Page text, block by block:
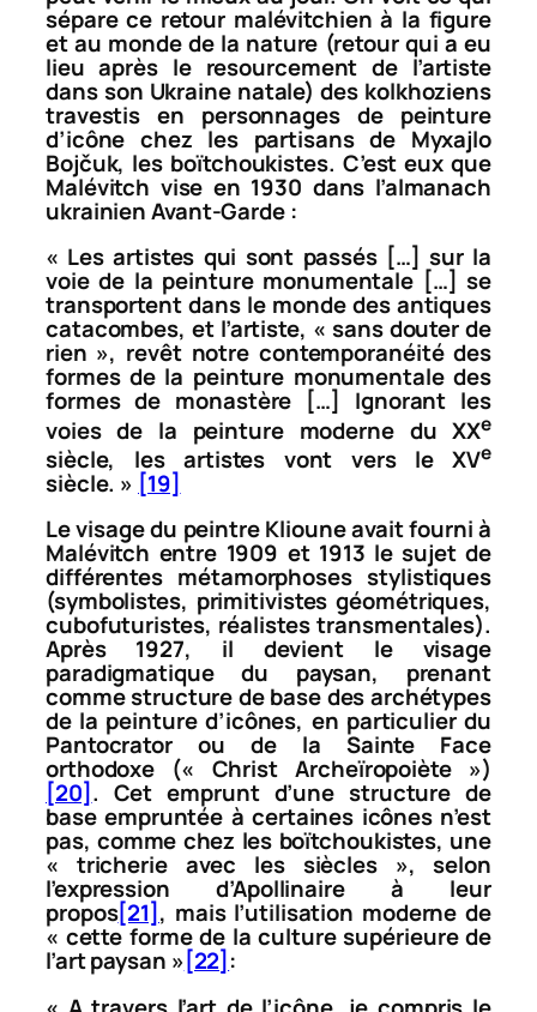
sépare ce retour malévitchien à la figure
et au monde de la nature (retour qui a eu
lieu après le resourcement de l’artiste
dans son Ukraine natale) des kolkhoziens
travestis en personnages de peinture
d’icône chez les partisans de Myxajlo
Bojčuk, les boïtchoukistes. C’est eux que
Malévitch vise en 1930 dans l’almanach
ukrainienAvant-Garde:
« Les artistes qui sont passés […] sur la
voie de la peinture monumentale […] se
transportent dans le monde des antiques
catacombes, et l’artiste, « sans douter de
rien », revêt notre contemporanéité des
formes de la peinture monumentale des
formes de monastère […] Ignorant les
voies de la peinture moderne du XXe
siècle, les artistes vont vers le XVe
siècle. » [19]
Le visage du peintre Klioune avait fourni à
Malévitch entre 1909 et 1913 le sujet de
différentes métamorphoses stylistiques
(symbolistes, primitivistes géométriques,
cubofuturistes, réalistes transmentales).
Après 1927, il devient le visage
paradigmatique du paysan, prenant
comme structure de base des archétypes
de la peinture d’icônes, en particulier du
Pantocratorou de la Sainte Face
orthodoxe (« Christ Archeïropoiète »)
[20]. Cet emprunt d’une structure de
base empruntée à certaines icônes n’est
pas, comme chez les boïtchoukistes, une
« tricherie avec les siècles », selon
l’expression d’Apollinaire à leur
propos[21], mais l’utilisation moderne de
« cette forme de la culture supérieure de
l’art paysan » [22] :